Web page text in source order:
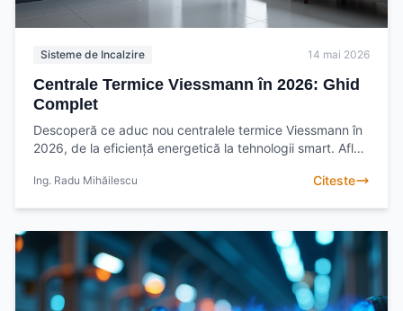
Sisteme de Incalzire 14 mai 2026
Centrale Termice Viessmann în 2026: Ghid
Complet
Descoperă ce aduc nou centralele termice Viessmann în
2026, de la eficiență energetică la tehnologii smart. Află
Ing. Radu Mihăilescu Citeste